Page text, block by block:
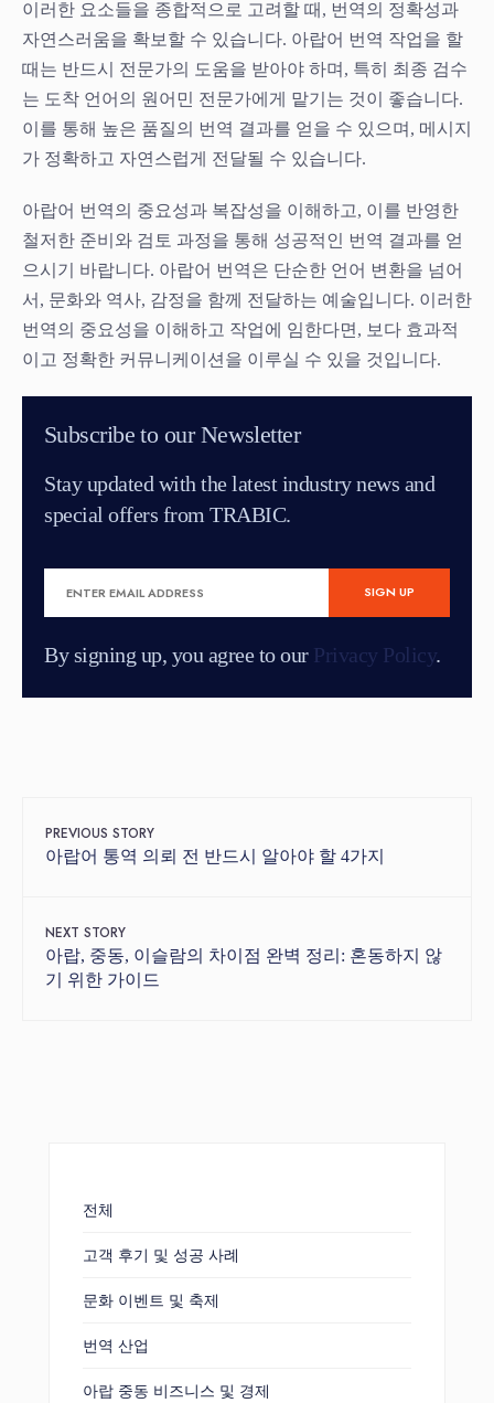
이러한 요소들을 종합적으로 고려할 때, 번역의 정확성과
자연스러움을 확보할 수 있습니다. 아랍어 번역 작업을 할
때는 반드시 전문가의 도움을 받아야 하며, 특히 최종 검수
는 도착 언어의 원어민 전문가에게 맡기는 것이 좋습니다.
이를 통해 높은 품질의 번역 결과를 얻을 수 있으며, 메시지
가 정확하고 자연스럽게 전달될 수 있습니다.
아랍어 번역의 중요성과 복잡성을 이해하고, 이를 반영한
철저한 준비와 검토 과정을 통해 성공적인 번역 결과를 얻
으시기 바랍니다. 아랍어 번역은 단순한 언어 변환을 넘어
서, 문화와 역사, 감정을 함께 전달하는 예술입니다. 이러한
번역의 중요성을 이해하고 작업에 임한다면, 보다 효과적
이고 정확한 커뮤니케이션을 이루실 수 있을 것입니다.
Subscribe to our Newsletter
Stay updated with the latest industry news and
special offers from TRABIC.
By signing up, you agree to our Privacy Policy.
PREVIOUS STORY
아랍어 통역 의뢰 전 반드시 알아야 할 4가지
NEXT STORY
아랍, 중동, 이슬람의 차이점 완벽 정리: 혼동하지 않
기 위한 가이드
전체
고객 후기 및 성공 사례
문화 이벤트 및 축제
번역 산업
아랍 중동 비즈니스 및 경제